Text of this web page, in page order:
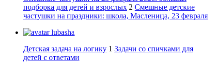
подборка для детей и взрослых 2 Смешные детские
частушки на праздники: школа, Масленица, 23 февраля
lubasha
Детская задача на логику 1 Задачи со спичками для
детей с ответами